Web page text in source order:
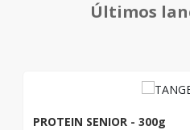
Últimos
PROTEIN SENIOR - 300g